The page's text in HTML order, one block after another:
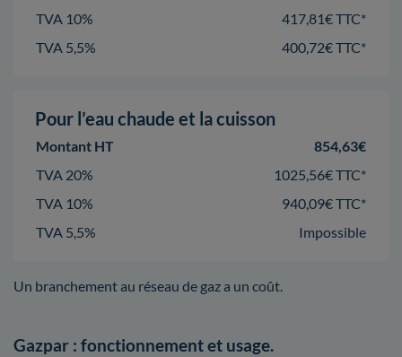
TVA 10%
417,81€ TTC*
TVA 5,5%
400,72€ TTC*
Pour l’eau chaude et la cuisson
Montant HT
854,63€
TVA 20%
1025,56€ TTC*
TVA 10%
940,09€ TTC*
TVA 5,5%
Impossible
Un branchement au réseau de gaz a un coût.
Gazpar : fonctionnement et usage.